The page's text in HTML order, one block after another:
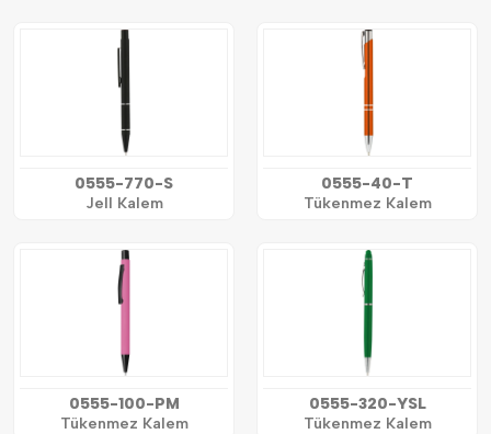
0555-770-S
Jell Kalem
0555-40-T
Tükenmez Kalem
0555-100-PM
Tükenmez Kalem
0555-320-YSL
Tükenmez Kalem